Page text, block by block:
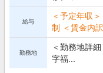
給与
＜予定年収
制 ＜賃金内
勤務地
＜勤務地詳
字福...